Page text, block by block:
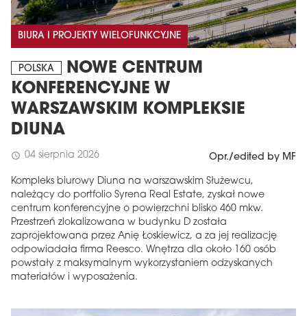
BIURA I PROJEKTY WIELOFUNKCYJNE
POLSKA
NOWE CENTRUM
KONFERENCYJNE W
WARSZAWSKIM KOMPLEKSIE
DIUNA
schedule 04 sierpnia 2026 Opr./edited by MF
Kompleks biurowy Diuna na warszawskim Służewcu,
należący do portfolio Syrena Real Estate, zyskał nowe
centrum konferencyjne o powierzchni blisko 460 mkw.
Przestrzeń zlokalizowana w budynku D została
zaprojektowana przez Anię Łoskiewicz, a za jej realizację
odpowiadała firma Reesco. Wnętrza dla około 160 osób
powstały z maksymalnym wykorzystaniem odzyskanych
materiałów i wyposażenia.